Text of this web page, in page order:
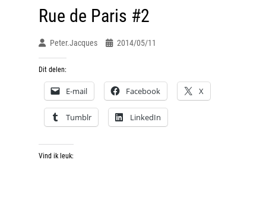
Rue de Paris #2
Peter.jacques 2014/05/11
Dit delen:
E-mail Facebook X
Tumblr LinkedIn
Vind ik leuk: